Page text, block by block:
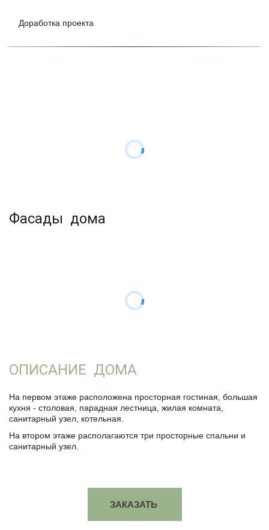
Доработка проекта
Фасады дома
ОПИСАНИЕ ДОМА
На первом этаже расположена просторная гостиная, большая
кухня - столовая, парадная лестница, жилая комната,
санитарный узел, котельная.
На втором этаже располагаются три просторные спальни и
санитарный узел.
ЗАКАЗАТЬ